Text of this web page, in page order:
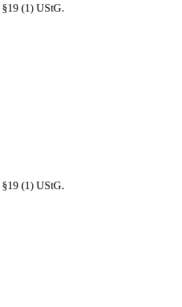
(1) UStG.
(1) UStG.